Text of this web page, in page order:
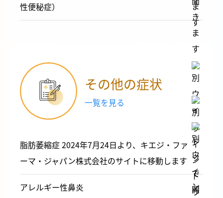
性便秘症）
その他の症状
一覧を見る
脂肪萎縮症 2024年7月24日より、キエジ・ファ
ーマ・ジャパン株式会社のサイトに移動します
アレルギー性鼻炎